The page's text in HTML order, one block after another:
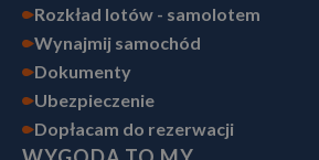
Rozkład lotów - samolotem
Wynajmij samochód
Dokumenty
Ubezpieczenie
Dopłacam do rezerwacji